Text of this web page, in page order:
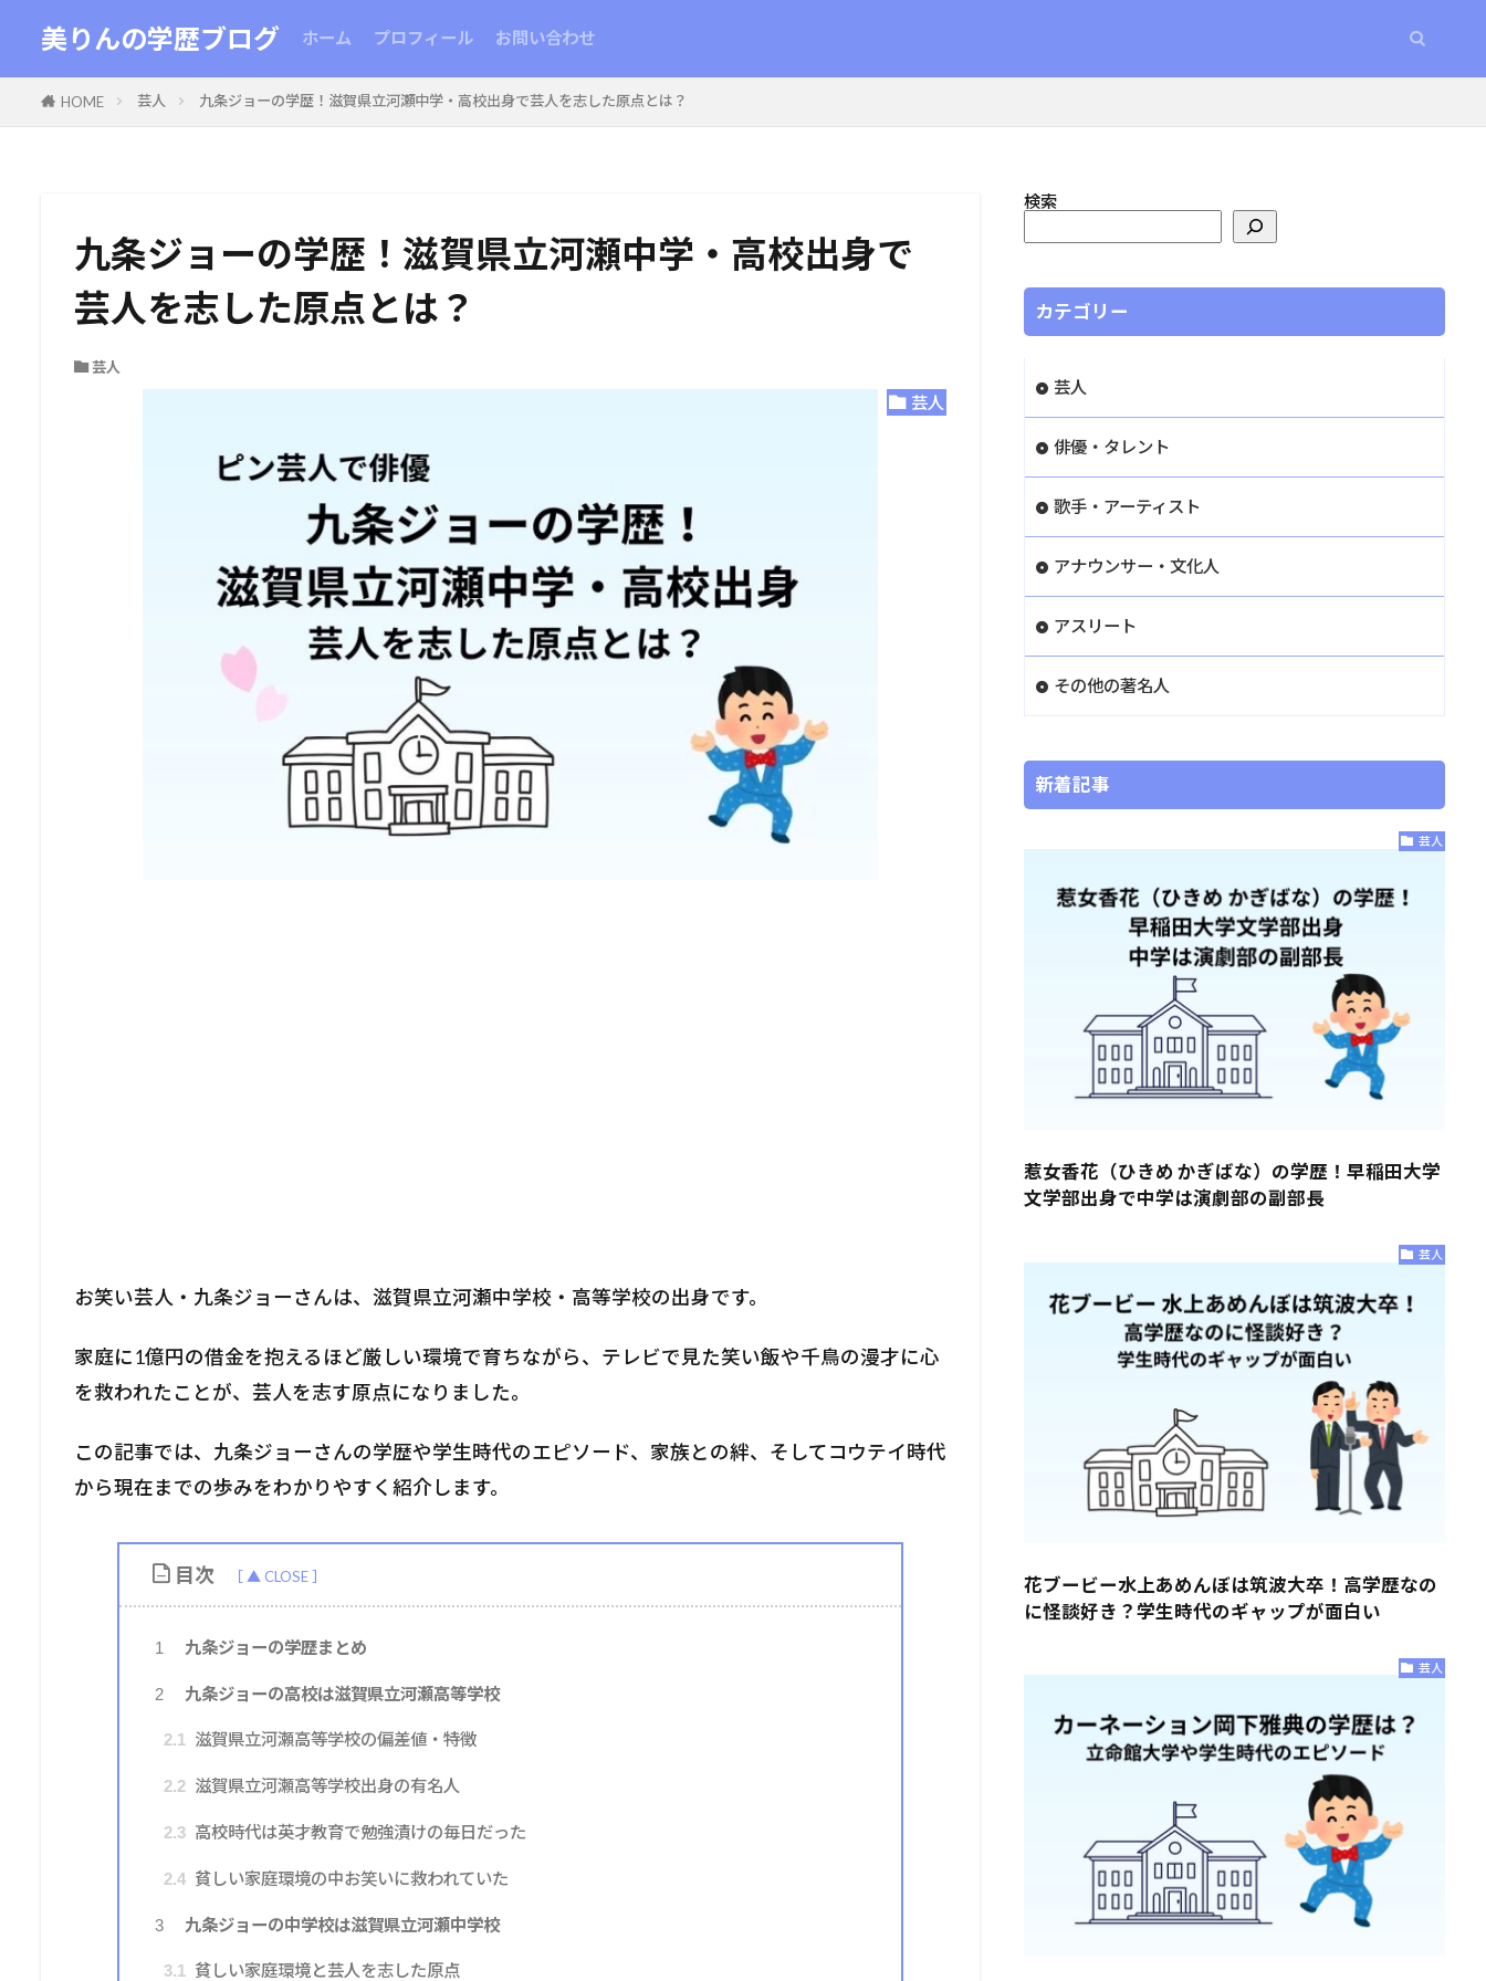
美りんの学歴ブログ ホーム プロフィール お問い合わせ
HOME 芸人 九条ジョーの学歴！滋賀県立河瀬中学・高校出身で芸人を志した原点とは？
九条ジョーの学歴！滋賀県立河瀬中学・高校出身で
芸人を志した原点とは？
芸人
芸人
お笑い芸人・九条ジョーさんは、滋賀県立河瀬中学校・高等学校の出身です。
家庭に1億円の借金を抱えるほど厳しい環境で育ちながら、テレビで見た笑い飯や千鳥の漫才に心
を救われたことが、芸人を志す原点になりました。
この記事では、九条ジョーさんの学歴や学生時代のエピソード、家族との絆、そしてコウテイ時代
から現在までの歩みをわかりやすく紹介します。
目次
1 九条ジョーの学歴まとめ
2 九条ジョーの高校は滋賀県立河瀬高等学校
2.1 滋賀県立河瀬高等学校の偏差値・特徴
2.2 滋賀県立河瀬高等学校出身の有名人
2.3 高校時代は英才教育で勉強漬けの毎日だった
2.4 貧しい家庭環境の中お笑いに救われていた
3 九条ジョーの中学校は滋賀県立河瀬中学校
3.1 貧しい家庭環境と芸人を志した原点
検索
カテゴリー
芸人
俳優・タレント
歌手・アーティスト
アナウンサー・文化人
アスリート
その他の著名人
新着記事
芸人
惹女香花（ひきめ かぎばな）の学歴！早稲田大学
文学部出身で中学は演劇部の副部長
芸人
花ブービー水上あめんぼは筑波大卒！高学歴なの
に怪談好き？学生時代のギャップが面白い
芸人